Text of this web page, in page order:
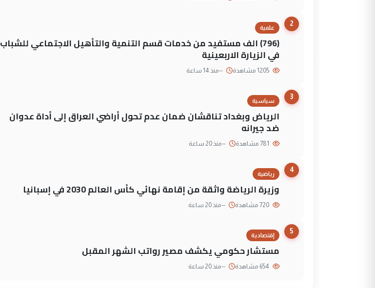
2
علمية
(796) الف مستفيد من خدمات قسم التنمية والتأهيل الاجتماعي للشباب
في الزيارة الاربعينية
--منذ 14 ساعة
3
سياسية
الرياض وبغداد تناقشان ضمان عدم تحول أراضي العراق إلى أداة عدوان
ضد جيرانه
--منذ 20 ساعة
4
رياضية
وزيرة الرياضة واثقة من إقامة نهائي كأس العالم 2030 في إسبانيا
--منذ 20 ساعة
5
إقتصادية
مستشار حكومي يكشف مصير رواتب الشهر المقبل
--منذ 20 ساعة